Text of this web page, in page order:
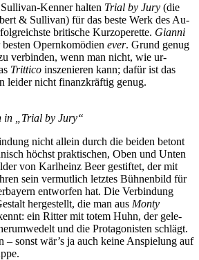
Ken­ner hal­ten Tri­al by Jury (die
& Sul­li­van) für das bes­te Werk des Au­
bri­ti­sche Kurz­ope­ret­te. Gi­an­ni
Opern­ko­mö­di­en ever. Grund ge­nug
ver­bin­den, wenn man nicht, wie ur­
Trit­ti­co in­sze­nie­ren kann; da­für ist das
lei­der nicht fi­nanz­kräf­tig genug.
in „Tri­al by Jury“
nicht al­lein durch die bei­den be­tont
höchst prak­ti­schen, Oben und Un­ten
von Karl­heinz Beer ge­stif­tet, der mit
sein ver­mut­lich letz­tes Büh­nen­bild für
ent­wor­fen hat. Die Ver­bin­dung
her­ge­stellt, die man aus Mon­ty
ein Rit­ter mit to­tem Huhn, der ge­le­
und die Prot­ago­nis­ten schlägt.
– sonst wär’s ja auch kei­ne An­spie­lung auf